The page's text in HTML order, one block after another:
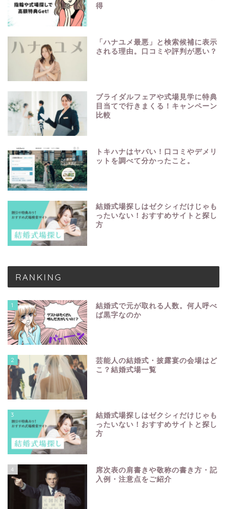
得
「ハナユメ最悪」と検索候補に表示
される理由。口コミや評判が悪い？
ブライダルフェアや式場見学に特典
目当てで行きまくる！キャンペーン
比較
トキハナはヤバい！口コミやデメリ
ットを調べて分かったこと。
結婚式場探しはゼクシィだけじゃも
ったいない！おすすめサイトと探し
方
RANKING
1
結婚式で元が取れる人数。何人呼べ
ば黒字なのか
2
芸能人の結婚式・披露宴の会場はど
こ？結婚式場一覧
3
結婚式場探しはゼクシィだけじゃも
ったいない！おすすめサイトと探し
方
4
席次表の肩書きや敬称の書き方・記
入例・注意点をご紹介